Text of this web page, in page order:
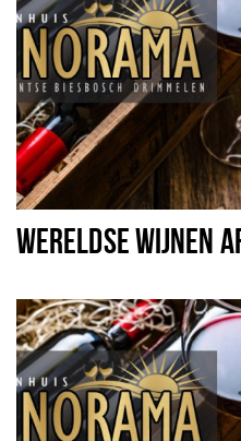
WERELDSE WIJNEN